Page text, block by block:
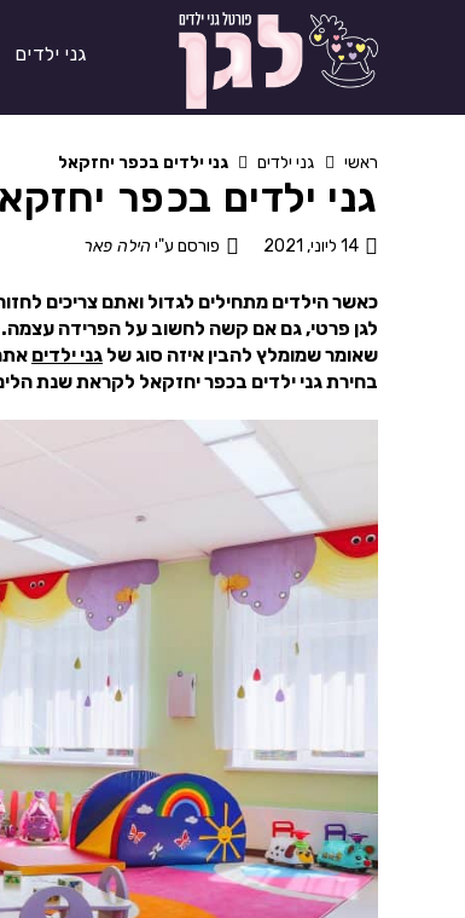
גני ילדים
ראשי גני ילדים גני ילדים בכפר יחזקאל
גני ילדים בכפר
14 ליוני, 2021 פורסם ע"י הילה פאר
כאשר הילדים מתחילים לגדול ואתם צריכים
לגן פרטי, גם אם קשה לחשוב על הפרידה עצמה.
שאומר שמומלץ להבין איזה סוג של גני ילדים
בחירת גני ילדים בכפר יחזקאל לקראת שנת